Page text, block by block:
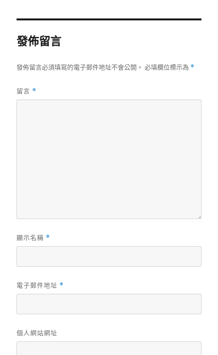
發佈留言
發佈留言必須填寫的電子郵件地址不會公開。 必填欄位標示為 *
留言 *
顯示名稱 *
電子郵件地址 *
個人網站網址